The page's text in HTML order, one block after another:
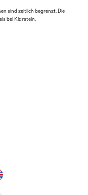
sind zeitlich begrenzt. Die
bei Klarstein.